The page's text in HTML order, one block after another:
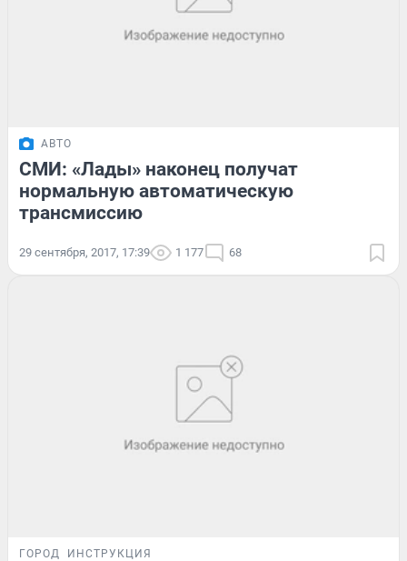
АВТО
СМИ: «Лады» наконец получат
нормальную автоматическую
трансмиссию
29 сентября, 2017, 17:39 1 177 68
ГОРОД ИНСТРУКЦИЯ